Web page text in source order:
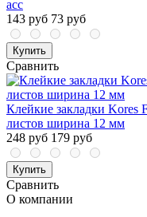
асс
143 руб 73 руб
Купить
Сравнить
Клейкие закладки Kores
листов ширина 12 мм
248 руб 179 руб
Купить
Сравнить
О компании